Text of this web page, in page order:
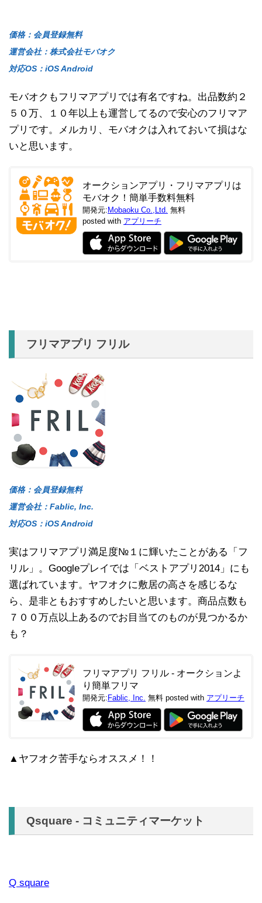
価格：会員登録無料
運営会社：株式会社モバオク
対応OS：iOS Android
モバオクもフリマアプリでは有名ですね。出品数約２
５０万、１０年以上も運営してるので安心のフリマア
プリです。メルカリ、モバオクは入れておいて損はな
いと思います。
オークションアプリ・フリマアプリは
モバオク！簡単手数料無料
開発元: Mobaoku Co.,Ltd. 無料
posted with アプリーチ
フリマアプリ フリル
価格：会員登録無料
運営会社：Fablic, Inc.
対応OS：iOS Android
実はフリマアプリ満足度№１に輝いたことがある「フ
リル」。Googleプレイでは「ベストアプリ2014」にも
選ばれています。ヤフオクに敷居の高さを感じるな
ら、是非ともおすすめしたいと思います。商品点数も
７００万点以上あるのでお目当てのものが見つかるか
も？
フリマアプリ フリル - オークションよ
り簡単フリマ
開発元: Fablic, Inc. 無料 posted with アプリーチ
▲ヤフオク苦手ならオススメ！！
Qsquare - コミュニティマーケット
Q square